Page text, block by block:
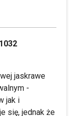
jaskrawe
-
jak i
się, jednak że